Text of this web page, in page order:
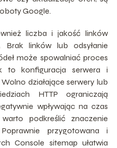
Google.
liczba i jakość linków
Brak linków lub odsyłanie
może spowalniać proces
to konfiguracja serwera i
działające serwery lub
HTTP ograniczają
wpływając na czas
podkreślić znaczenie
przygotowana i
Console sitemap ułatwia